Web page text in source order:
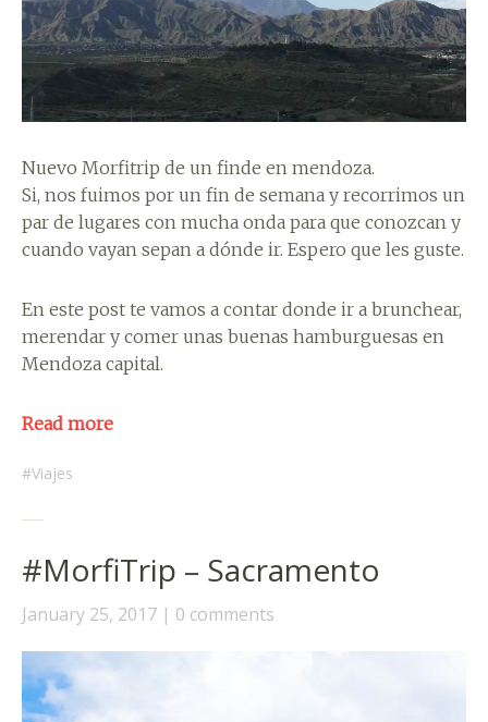
Nuevo Morfitrip de un finde en mendoza.
Si, nos fuimos por un fin de semana y recorrimos un
par de lugares con mucha onda para que conozcan y
cuando vayan sepan a dónde ir. Espero que les guste.
En este post te vamos a contar donde ir a brunchear,
merendar y comer unas buenas hamburguesas en
Mendoza capital.
Read more
Viajes
#MorfiTrip – Sacramento
January 25, 2017 0 comments